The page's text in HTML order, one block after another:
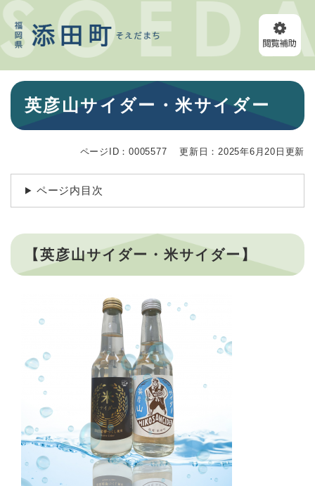
ペ
ー
の
メニューを飛ばして本文へ
本
英彦山サイダー・米サイダー
ページID：0005577 更新日：2025年6月20日更新
ページ内目次
【英彦山サイダー・米サイダー】